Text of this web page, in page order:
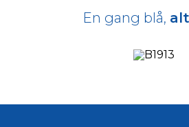
En gang blå,